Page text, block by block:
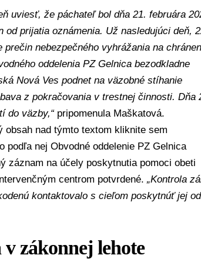
uviesť, že páchateľ bol dňa 21. februára
prijatia oznámenia. Už nasledujúci deň,
nebezpečného vyhrážania na
oddelenia PZ Gelnica bezodkladne
Nová Ves podnet na väzobné stíhanie
z pokračovania v trestnej činnosti. Dňa
do väzby,“pripomenula Maškatová.
obsah nad týmto textom kliknite sem
podľa nej Obvodné oddelenie PZ Gelnica
záznam na účely poskytnutia pomoci obeti
centrom potvrdené. „Kontrola
kontaktovalo s cieľom poskytnúť jej
zákonnej lehote